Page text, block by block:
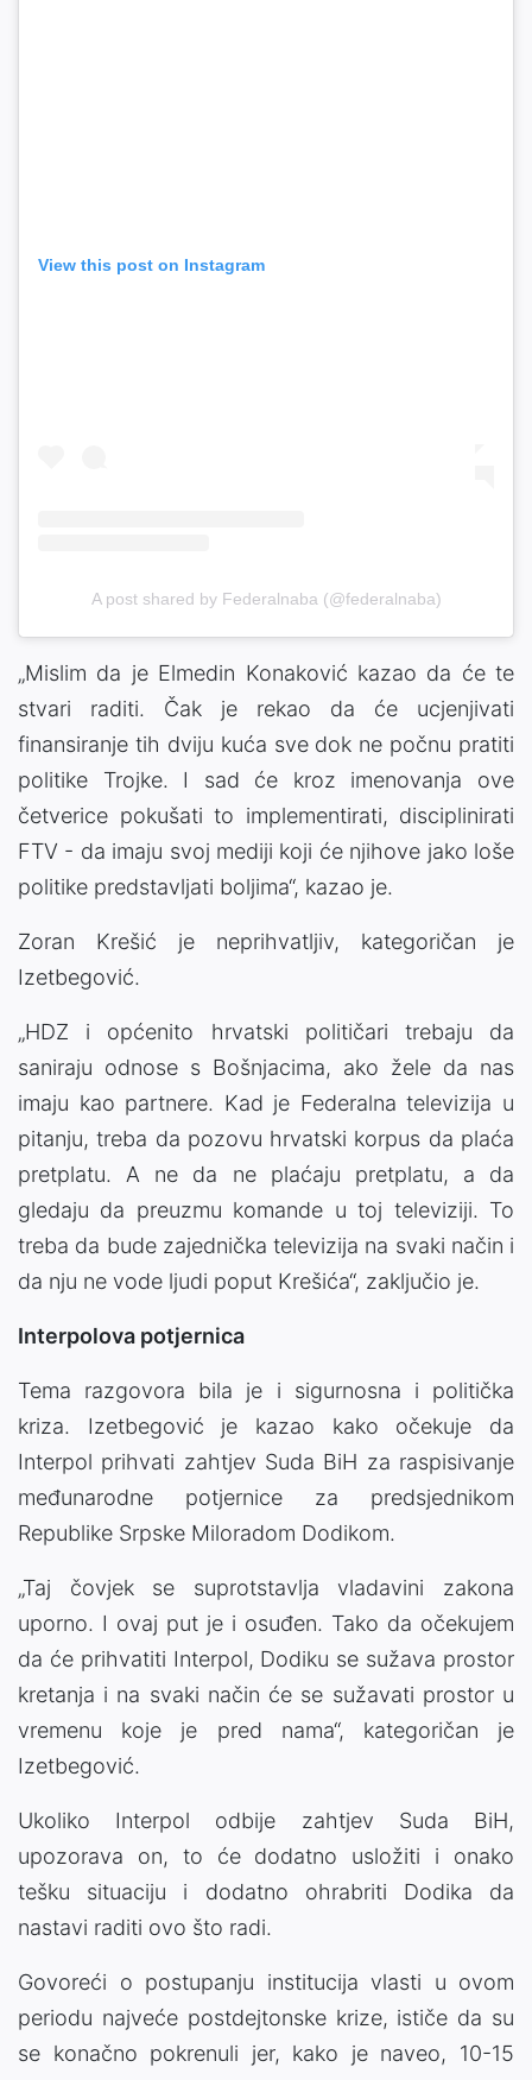
View this post on Instagram
A post shared by Federalnaba (@federalnaba)
„Mislim da je Elmedin Konaković kazao da će te
stvari raditi. Čak je rekao da će ucjenjivati
finansiranje tih dviju kuća sve dok ne počnu pratiti
politike Trojke. I sad će kroz imenovanja ove
četverice pokušati to implementirati, disciplinirati
FTV - da imaju svoj mediji koji će njihove jako loše
politike predstavljati boljima“, kazao je.
Zoran Krešić je neprihvatljiv, kategoričan je
Izetbegović.
„HDZ i općenito hrvatski političari trebaju da
saniraju odnose s Bošnjacima, ako žele da nas
imaju kao partnere. Kad je Federalna televizija u
pitanju, treba da pozovu hrvatski korpus da plaća
pretplatu. A ne da ne plaćaju pretplatu, a da
gledaju da preuzmu komande u toj televiziji. To
treba da bude zajednička televizija na svaki način i
da nju ne vode ljudi poput Krešića“, zaključio je.
Interpolova potjernica
Tema razgovora bila je i sigurnosna i politička
kriza. Izetbegović je kazao kako očekuje da
Interpol prihvati zahtjev Suda BiH za raspisivanje
međunarodne potjernice za predsjednikom
Republike Srpske Miloradom Dodikom.
„Taj čovjek se suprotstavlja vladavini zakona
uporno. I ovaj put je i osuđen. Tako da očekujem
da će prihvatiti Interpol, Dodiku se sužava prostor
kretanja i na svaki način će se sužavati prostor u
vremenu koje je pred nama“, kategoričan je
Izetbegović.
Ukoliko Interpol odbije zahtjev Suda BiH,
upozorava on, to će dodatno usložiti i onako
tešku situaciju i dodatno ohrabriti Dodika da
nastavi raditi ovo što radi.
Govoreći o postupanju institucija vlasti u ovom
periodu najveće postdejtonske krize, ističe da su
se konačno pokrenuli jer, kako je naveo, 10-15